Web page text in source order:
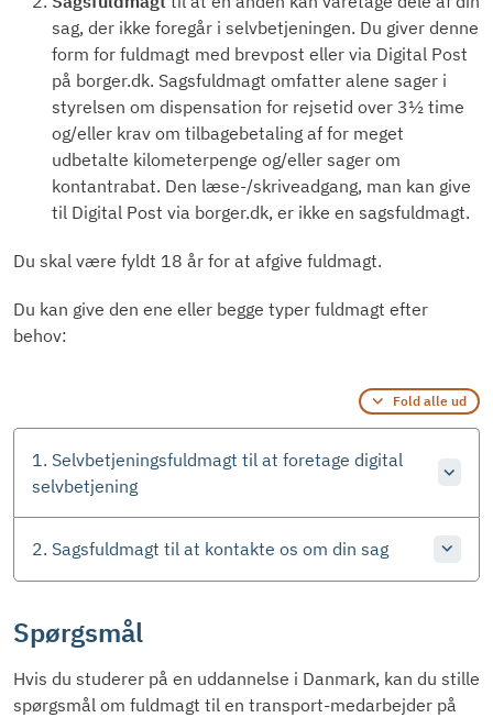
sag, der ikke foregår i selvbetjeningen. Du giver denne
form for fuldmagt med brevpost eller via Digital Post
på borger.dk. Sagsfuldmagt omfatter alene sager i
styrelsen om dispensation for rejsetid over 3½ time
og/eller krav om tilbagebetaling af for meget
udbetalte kilometerpenge og/eller sager om
kontantrabat. Den læse-/skriveadgang, man kan give
til Digital Post via borger.dk, er ikke en sagsfuldmagt.
Du skal være fyldt 18 år for at afgive fuldmagt.
Du kan give den ene eller begge typer fuldmagt efter
behov:
Fold alle ud
1. Selvbetjeningsfuldmagt til at foretage digital
selvbetjening
2. Sagsfuldmagt til at kontakte os om din sag
Spørgsmål
Hvis du studerer på en uddannelse i Danmark, kan du stille
spørgsmål om fuldmagt til en transport-medarbejder på